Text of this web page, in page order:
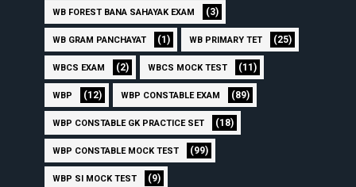
WB FOREST BANA SAHAYAK EXAM (3)
WB GRAM PANCHAYAT (1) WB PRIMARY TET (25)
WBCS EXAM (2) WBCS MOCK TEST (11)
WBP (12) WBP CONSTABLE EXAM (89)
WBP CONSTABLE GK PRACTICE SET (18)
WBP CONSTABLE MOCK TEST (99)
WBP SI MOCK TEST (9)